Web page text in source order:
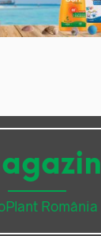
România